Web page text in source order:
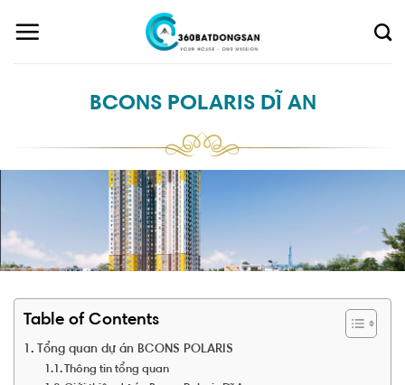
BCONS POLARIS DĨ AN
Table of Contents
Tổng quan dự án BCONS POLARIS
Thông tin tổng quan